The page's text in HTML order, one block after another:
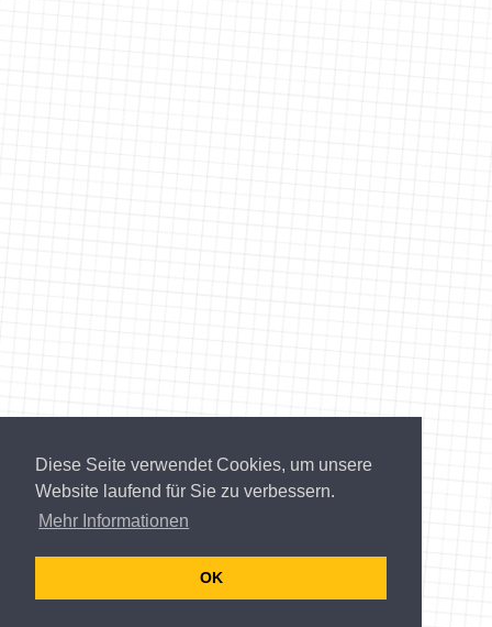
Diese Seite verwendet Cookies, um unsere
Website laufend für Sie zu verbessern.
Mehr Informationen
OK